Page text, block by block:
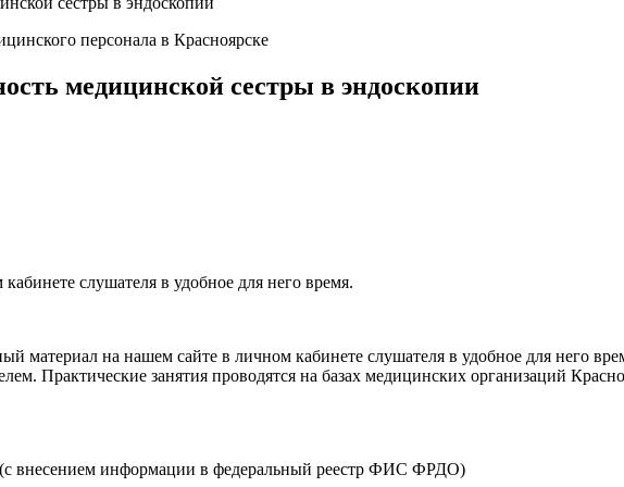
персонала в Красноярске
медицинской сестры в эндоскопии
слушателя в удобное для него время.
материал на нашем сайте в личном кабинете слушателя в удобное для него
Практические занятия проводятся на базах медицинских организаций
внесением информации в федеральный реестр ФИС ФРДО)